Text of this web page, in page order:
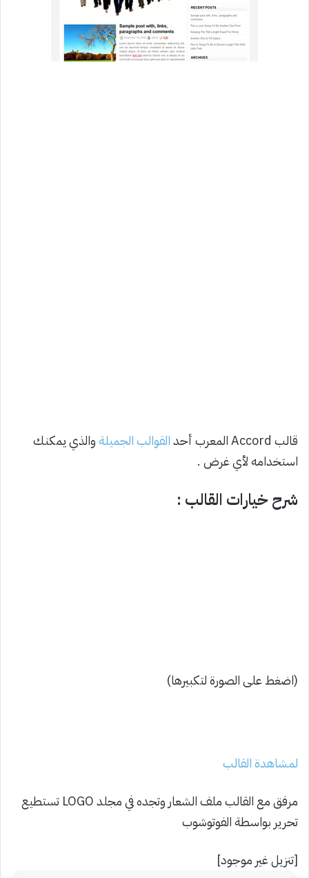
قالب Accord المعرب أحد القوالب الجميلةوالذي يمكنك
استخدامه لأي غرض .
شرح خيارات القالب :
(اضغط على الصورة لتكبيرها)
لمشاهدة القالب
مرفق مع القالب ملف الشعار وتجده في مجلد LOGO تستطيع
تحرير بواسطة الفوتوشوب
[تنزيل غير موجود]